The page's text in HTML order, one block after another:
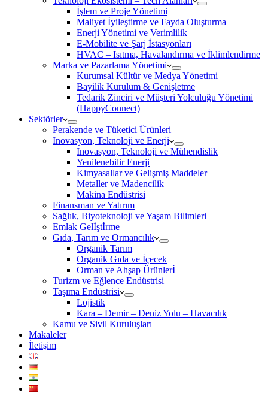
İşlem ve Proje Yönetimi
Maliyet İyileştirme ve Fayda Oluşturma
Enerji Yönetimi ve Verimlilik
E-Mobilite ve Şarj İstasyonları
HVAC – Isıtma, Havalandırma ve İklimlendirme
Marka ve Pazarlama Yönetimi
Kurumsal Kültür ve Medya Yönetimi
Bayilik Kurulum & Genişletme
Tedarik Zinciri ve Müşteri Yolculuğu Yönetimi
(HappyConnect)
Sektörler
Perakende ve Tüketici Ürünleri
Inovasyon, Teknoloji ve Enerji
Inovasyon, Teknoloji ve Mühendislik
Yenilenebilir Enerji
Kimyasallar ve Gelişmiş Maddeler
Metaller ve Madencilik
Makina Endüstrisi
Finansman ve Yatırım
Sağlık, Biyoteknoloji ve Yaşam Bilimleri
Emlak Gelİştİrme
Gıda, Tarım ve Ormancılık
Organik Tarım
Organik Gıda ve İçecek
Orman ve Ahşap Ürünlerİ
Turizm ve Eğlence Endüstrisi
Taşıma Endüstrisi
Lojistik
Kara – Demir – Deniz Yolu – Havacılık
Kamu ve Sivil Kuruluşları
Makaleler
İletişim